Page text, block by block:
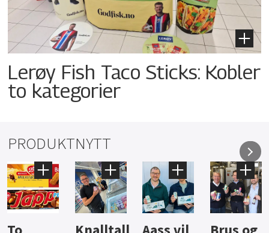
Lerøy Fish Taco Sticks: Kobler
to kategorier
PRODUKTNYTT